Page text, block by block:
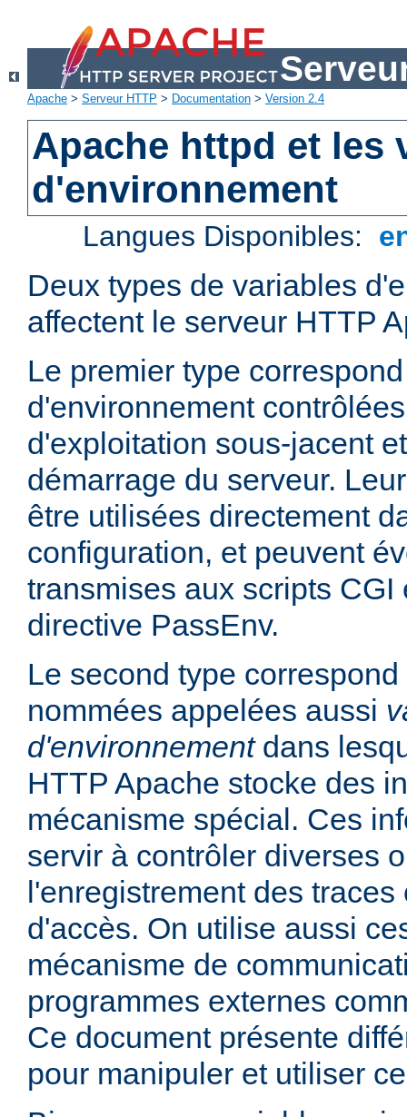
Apache > Serveur HTTP > Documentation > Version 2.4
Apache httpd et les
d'environnement
Langues Disponibles:
Deux types de variables
affectent le serveur HTTP
Le premier type
d'environnement
d'exploitation sous-jacent
démarrage du serveur.
être utilisées directement
configuration, et peuvent
transmises aux scripts CGI
directive PassEnv.
Le second type
nommées appelées aussi
d'environnementdans
HTTP Apache stocke des
mécanisme spécial. Ces
servir à contrôler diverses
l'enregistrement des traces
d'accès. On utilise aussi
mécanisme de
programmes externes
Ce document présente
pour manipuler et utiliser